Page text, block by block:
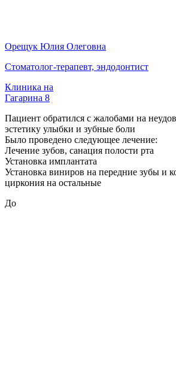
Орещук Юлия Олеговна
Стоматолог-терапевт, эндодонтист
Клиника на
Гагарина 8
Пациент обратился с жалобами на
эстетику улыбки и зубные боли
Было проведено следующее лечение:
Лечение зубов, санация полости рта
Установка имплантата
Установка виниров на передние зубы и
циркония на остальные
До